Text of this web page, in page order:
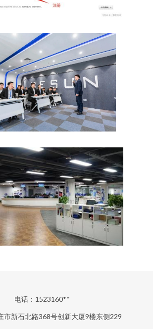
电话：1523160**
市新石北路368号创新大厦9楼东侧229